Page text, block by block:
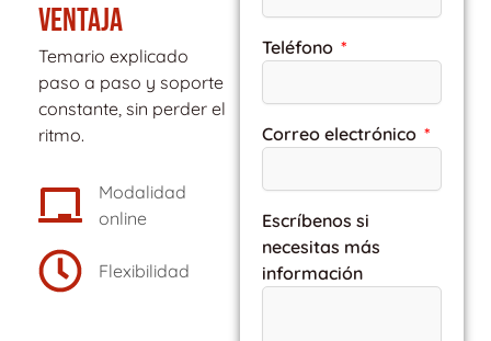
VENTAJA
Temario explicado
paso a paso y soporte
constante, sin perder el
ritmo.
Modalidad
online
Flexibilidad
Teléfono
Correo electrónico
Escríbenos si
necesitas más
información